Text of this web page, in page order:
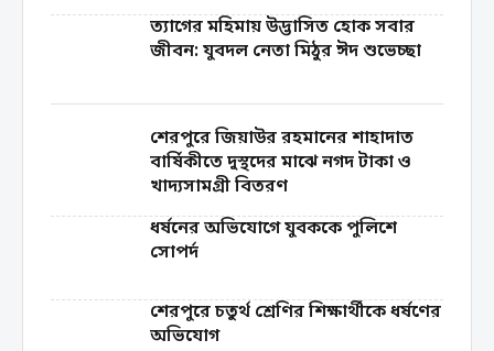
‎ত্যাগের মহিমায় উদ্ভাসিত হোক সবার
জীবন: যুবদল নেতা মিঠুর ঈদ শুভেচ্ছা
শেরপুরে জিয়াউর রহমানের শাহাদাত
বার্ষিকীতে দুস্থদের মাঝে নগদ টাকা ও
খাদ্যসামগ্রী বিতরণ
ধর্ষনের অভিযোগে যুবককে পুলিশে
সোপর্দ
শেরপুরে চতুর্থ শ্রেণির শিক্ষার্থীকে ধর্ষণের
অভিযোগ